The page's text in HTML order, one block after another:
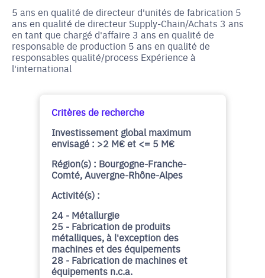
5 ans en qualité de directeur d'unités de fabrication 5
ans en qualité de directeur Supply-Chain/Achats 3 ans
en tant que chargé d'affaire 3 ans en qualité de
responsable de production 5 ans en qualité de
responsables qualité/process Expérience à
l'international
Critères de recherche
Investissement global maximum
envisagé : >2 M€ et <= 5 M€
Région(s) : Bourgogne-Franche-
Comté, Auvergne-Rhône-Alpes
Activité(s) :
24 - Métallurgie
25 - Fabrication de produits
métalliques, à l'exception des
machines et des équipements
28 - Fabrication de machines et
équipements n.c.a.